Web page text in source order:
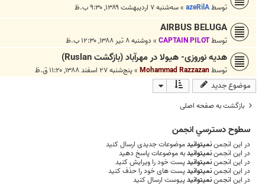
توسطazeRilA
»سه‌شنبه ۷ اردیبهشت ۱۳۸۹, ۹:۳۰ ب.ظ
AIRBUS BELUGA
توسطCAPTAIN PILOT
» دوشنبه ۸ تیر ۱۳۸۸, ۱۲:۳۰ ب.ظ
هدیه نوروزی- هیولا در مهرآباد (بازگشت Ruslan)
توسطMohammad Razzazan
»پنج‌شنبه ۲۷ اسفند ۱۳۸۸, ۱۱:۲۰ ق.ظ
موضوع جدید
بازگشت به صفحه اصلی
سطوح دسترسي انجمن
در این انجمننمیتوانیدموضوعات جدیدی ارسال کنید
در این انجمننمیتوانیدبه موضوعات پاسخ دهید
در این انجمننمیتوانیدپست خود را ویرایش کنید
در این انجمننمیتوانیدپست های خود را حذف کنید
در این انجمننمیتوانیدپیوست ارسال کنید